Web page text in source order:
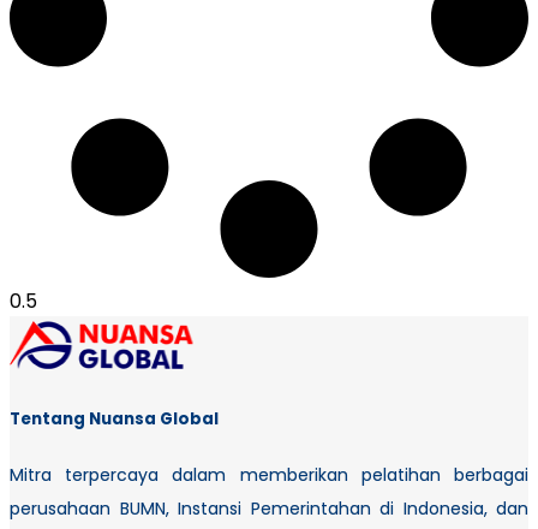
Tentang Nuansa Global
Mitra terpercaya dalam memberikan pelatihan berbagai
perusahaan BUMN, Instansi Pemerintahan di Indonesia, dan